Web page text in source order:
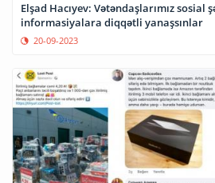
Elşad Hacıyev: Vətəndaşlarımız sosial
informasiyalara diqqətli yanaşsınlar
20-09-2023